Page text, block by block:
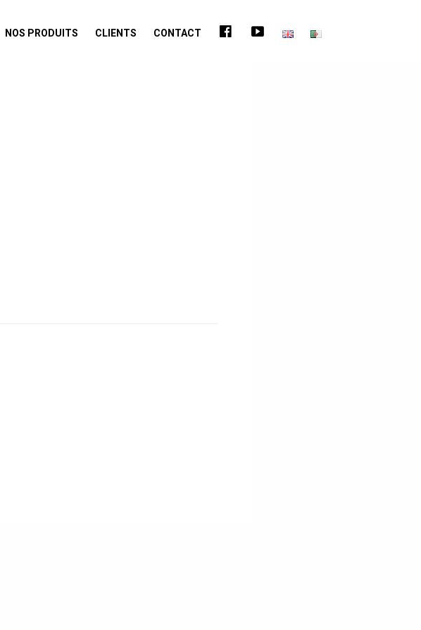
NOS PRODUITS CLIENTS CONTACT FACEBOOK YOUTUBE